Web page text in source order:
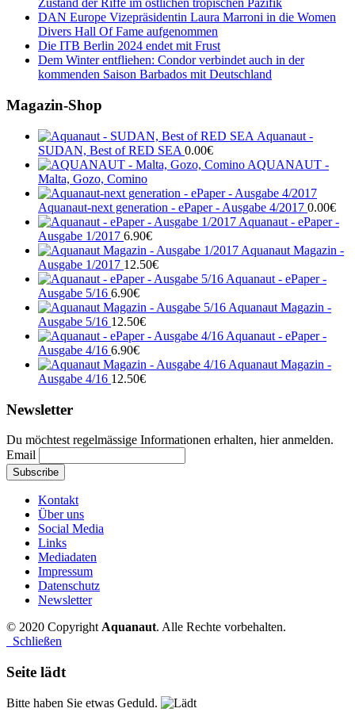
Zustand der Riffe im östlichen tropischen Pazifik
DAN Europe Vizepräsidentin Laura Marroni in die Women
Divers Hall Of Fame aufgenommen
Die ITB Berlin 2024 endet mit Frust
Dem Winter entfliehen: Condor verbindet auch in der
kommenden Saison Barbados mit Deutschland
Magazin-Shop
Aquanaut -
SUDAN, Best of RED SEA 0.00€
AQUANAUT -
Malta, Gozo, Comino
Aquanaut-next generation - ePaper - Ausgabe 4/2017 0.00€
Aquanaut - ePaper -
Ausgabe 1/2017 6.90€
Aquanaut Magazin -
Ausgabe 1/2017 12.50€
Aquanaut - ePaper -
Ausgabe 5/16 6.90€
Aquanaut Magazin -
Ausgabe 5/16 12.50€
Aquanaut - ePaper -
Ausgabe 4/16 6.90€
Aquanaut Magazin -
Ausgabe 4/16 12.50€
Newsletter
Du möchtest regelmässige Informationen erhalten, hier anmelden.
Email
Kontakt
Über uns
Social Media
Links
Mediadaten
Impressum
Datenschutz
Newsletter
© 2020 Copyright Aquanaut. Alle Rechte vorbehalten.
Schließen
Seite lädt
Bitte haben Sie etwas Geduld.